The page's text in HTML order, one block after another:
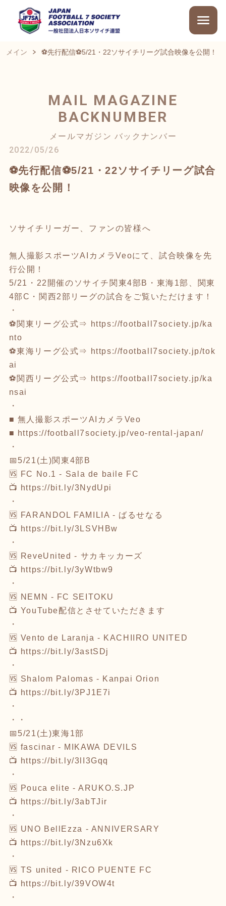
メイン ⚽先行配信⚽5/21・22ソサイチリーグ試合映像を公開！
MAIL MAGAZINE
BACKNUMBER
メールマガジン バックナンバー
2022/05/26
⚽先行配信⚽5/21・22ソサイチリーグ試合
映像を公開！
ソサイチリーガー、ファンの皆様へ
無人撮影スポーツAIカメラVeoにて、試合映像を先
行公開！
5/21・22開催のソサイチ関東4部B・東海1部、関東
4部C・関西2部リーグの試合をご覧いただけます！
・
⚽関東リーグ公式⇒
https://football7society.jp/ka
nto
⚽東海リーグ公式⇒
https://football7society.jp/tok
ai
⚽関西リーグ公式⇒
https://football7society.jp/ka
nsai
・
■ 無人撮影スポーツAIカメラVeo
■ https://football7society.jp/veo-rental-japan/
・
📅5/21(土)関東4部B
🆚 FC No.1 - Sala de baile FC
📺 https://bit.ly/3NydUpi
・
🆚 FARANDOL FAMILIA - ばるせなる
📺 https://bit.ly/3LSVHBw
・
🆚 ReveUnited - サカキッカーズ
📺 https://bit.ly/3yWtbw9
・
🆚 NEMN - FC SEITOKU
📺 YouTube配信とさせていただきます
・
🆚 Vento de Laranja - KACHIIRO UNITED
📺 https://bit.ly/3astSDj
・
🆚 Shalom Palomas - Kanpai Orion
📺 https://bit.ly/3PJ1E7i
・
・・
📅5/21(土)東海1部
🆚 fascinar - MIKAWA DEVILS
📺 https://bit.ly/3lI3Gqq
・
🆚 Pouca elite - ARUKO.S.JP
📺 https://bit.ly/3abTJir
・
🆚 UNO BellEzza - ANNIVERSARY
📺 https://bit.ly/3Nzu6Xk
・
🆚 TS united - RICO PUENTE FC
📺 https://bit.ly/39VOW4t
・